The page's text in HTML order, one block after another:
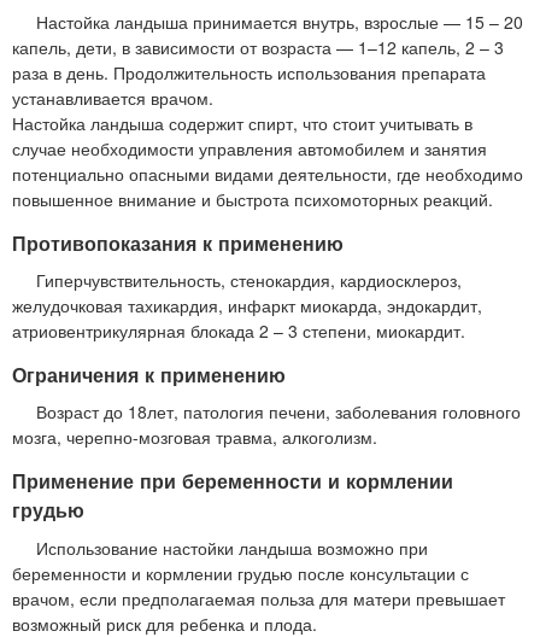
Настойка ландыша принимается внутрь, взрослые — 15 – 20
капель, дети, в зависимости от возраста — 1–12 капель, 2 – 3
раза в день. Продолжительность использования препарата
устанавливается врачом.
Настойка ландыша содержит спирт, что стоит учитывать в
случае необходимости управления автомобилем и занятия
потенциально опасными видами деятельности, где необходимо
повышенное внимание и быстрота психомоторных реакций.
Противопоказания к применению
Гиперчувствительность, стенокардия, кардиосклероз,
желудочковая тахикардия, инфаркт миокарда, эндокардит,
атриовентрикулярная блокада 2 – 3 степени, миокардит.
Ограничения к применению
Возраст до 18лет, патология печени, заболевания головного
мозга, черепно-мозговая травма, алкоголизм.
Применение при беременности и кормлении
грудью
Использование настойки ландыша возможно при
беременности и кормлении грудью после консультации с
врачом, если предполагаемая польза для матери превышает
возможный риск для ребенка и плода.